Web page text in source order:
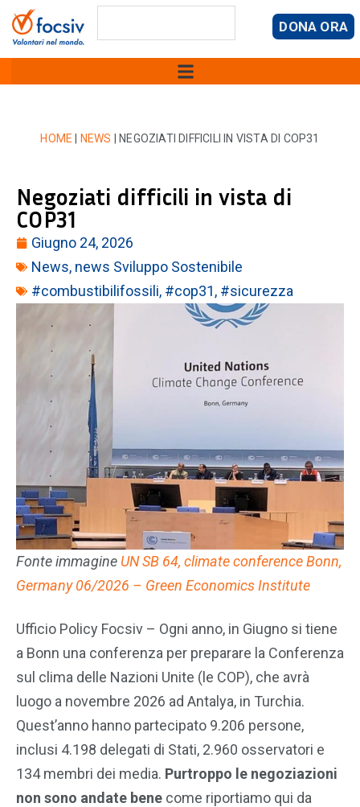
DONA ORA
HOME NEWS NEGOZIATI DIFFICILI IN VISTA DI COP31
Negoziati difficili in vista di
COP31
Giugno 24, 2026
News, news Sviluppo Sostenibile
#combustibilifossili, #cop31, #sicurezza
Fonte immagine UN SB 64, climate conference Bonn,
Germany 06/2026 – Green Economics Institute
Ufficio Policy Focsiv – Ogni anno, in Giugno si tiene
a Bonn una conferenza per preparare la Conferenza
sul clima delle Nazioni Unite (le COP), che avrà
luogo a novembre 2026 ad Antalya, in Turchia.
Quest’anno hanno partecipato 9.206 persone,
inclusi 4.198 delegati di Stati, 2.960 osservatori e
134 membri dei media. Purtroppo le negoziazioni
non sono andate bene come riportiamo qui da